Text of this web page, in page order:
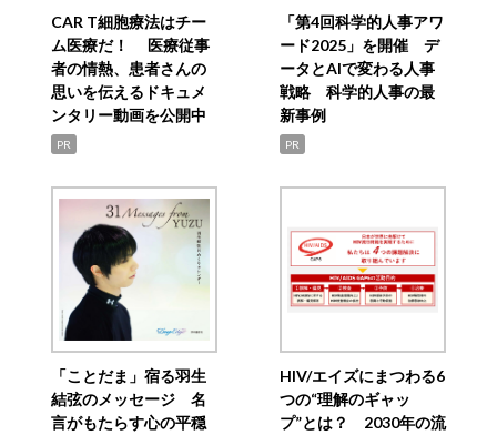
CAR T細胞療法はチー
ム医療だ！ 医療従事
者の情熱、患者さんの
思いを伝えるドキュメ
ンタリー動画を公開中
PR
「第4回科学的人事アワ
ード2025」を開催 デ
ータとAIで変わる人事
戦略 科学的人事の最
新事例
PR
「ことだま」宿る羽生
結弦のメッセージ 名
言がもたらす心の平穏
HIV/エイズにまつわる6
つの“理解のギャッ
プ”とは？ 2030年の流